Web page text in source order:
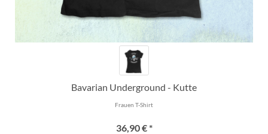
Bavarian Underground - Kutte
Frauen T-Shirt
36,90 € *